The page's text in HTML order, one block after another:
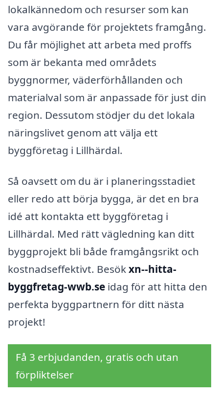
lokalkännedom och resurser som kan
vara avgörande för projektets framgång.
Du får möjlighet att arbeta med proffs
som är bekanta med områdets
byggnormer, väderförhållanden och
materialval som är anpassade för just din
region. Dessutom stödjer du det lokala
näringslivet genom att välja ett
byggföretag i Lillhärdal.
Så oavsett om du är i planeringsstadiet
eller redo att börja bygga, är det en bra
idé att kontakta ett byggföretag i
Lillhärdal. Med rätt vägledning kan ditt
byggprojekt bli både framgångsrikt och
kostnadseffektivt. Besökxn--hitta-
byggfretag-wwb.se idag för att hitta den
perfekta byggpartnern för ditt nästa
projekt!
Få 3 erbjudanden, gratis och utan
förpliktelser